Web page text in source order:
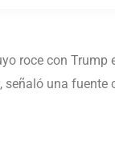
roce con Trump
, señaló una fuente